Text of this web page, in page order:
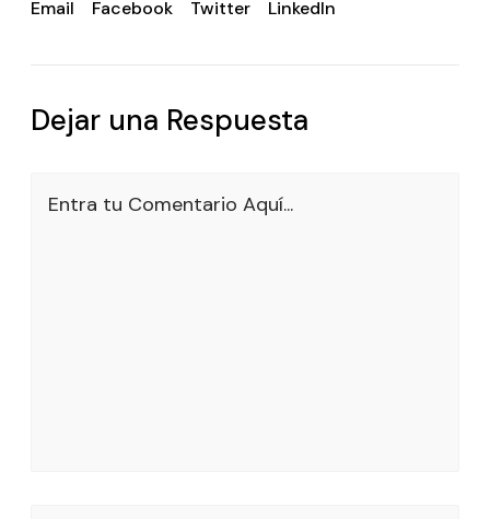
Email Facebook Twitter LinkedIn
Dejar una Respuesta
Entra tu Comentario Aquí...